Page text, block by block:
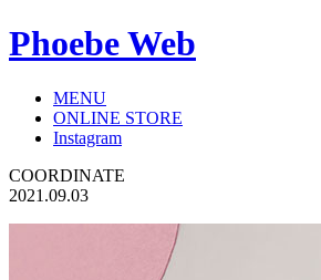
Phoebe Web
MENU
ONLINE STORE
Instagram
COORDINATE
2021.09.03